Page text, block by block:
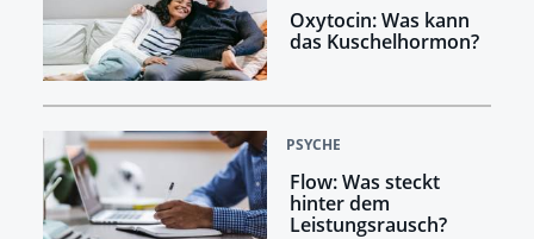
Oxytocin: Was kann
das Kuschelhormon?
PSYCHE
Flow: Was steckt
hinter dem
Leistungsrausch?